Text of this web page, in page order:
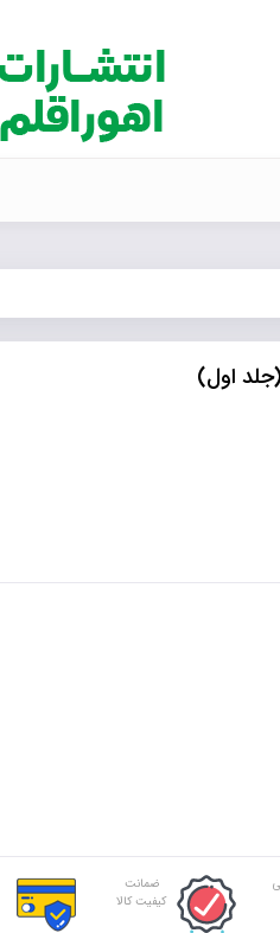
اول)
ضمانت
کیفیت کالا